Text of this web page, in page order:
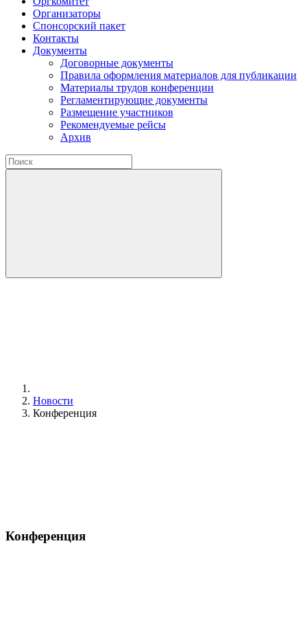
Организаторы
Спонсорский пакет
Контакты
Документы
Договорные документы
Правила оформления материалов для публикации
Материалы трудов конференции
Регламентирующие документы
Размещение участников
Рекомендуемые рейсы
Архив
Новости
Конференция
Конференция